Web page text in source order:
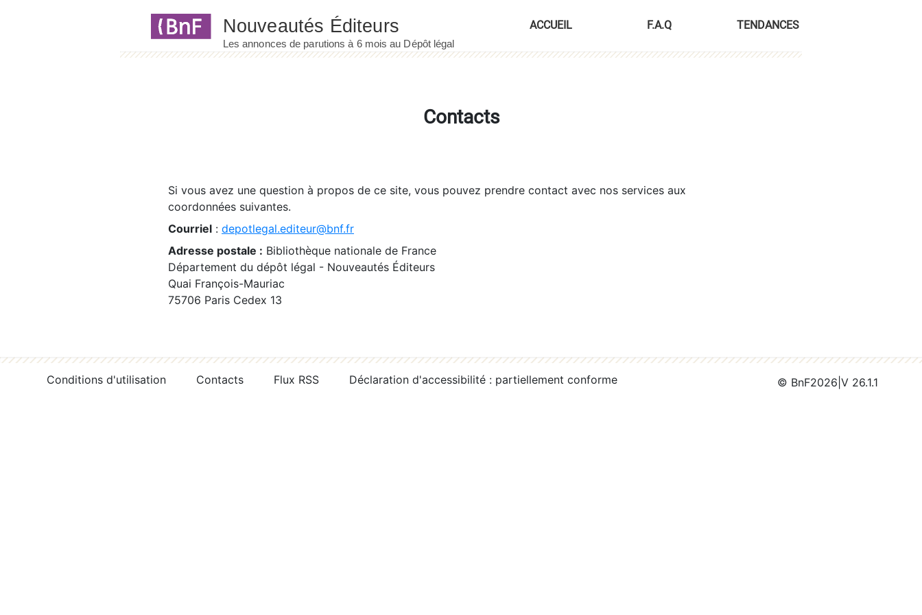
ACCUEIL F.A.Q TENDANCES
Contacts
Si vous avez une question à propos de ce site, vous pouvez prendre contact avec nos services aux
coordonnées suivantes.
Courriel : depotlegal.editeur@bnf.fr
Adresse postale : Bibliothèque nationale de France
Département du dépôt légal - Nouveautés Éditeurs
Quai François-Mauriac
75706 Paris Cedex 13
Conditions d'utilisation Contacts Flux RSS Déclaration d'accessibilité : partiellement conforme © BnF2026 V 26.1.1